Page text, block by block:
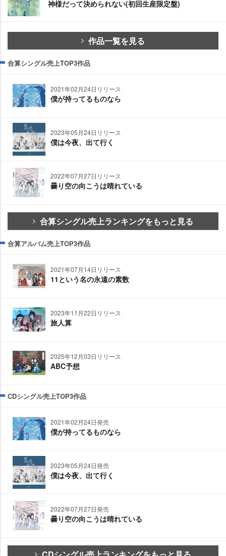
神様だって決められない(初回生産限定盤)
作品一覧を見る
合算シングル売上TOP3作品
2021年02月24日リリース
僕が持ってるものなら
2023年05月24日リリース
僕は今夜、出て行く
2022年07月27日リリース
曇り空の向こうは晴れている
合算シングル売上ランキングをもっと見る
合算アルバム売上TOP3作品
2021年07月14日リリース
11という名の永遠の素数
2023年11月22日リリース
旅人算
2025年12月03日リリース
ABC予想
CDシングル売上TOP3作品
2021年02月24日発売
僕が持ってるものなら
2023年05月24日発売
僕は今夜、出て行く
2022年07月27日発売
曇り空の向こうは晴れている